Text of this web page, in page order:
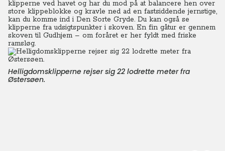
klipperne ved havet og har du mod på at balancere hen over
store klippeblokke og kravle ned ad en fastsiddende jernstige,
kan du komme ind i Den Sorte Gryde. Du kan også se
klipperne fra udsigtspunkter i skoven. En fin gåtur er gennem
skoven til Gudhjem – om foråret er her fyldt med friske
ramsløg.
Helligdomsklipperne rejser sig 22 lodrette meter fra
Østersøen.